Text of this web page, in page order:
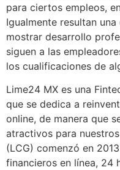
para ciertos empleos,
Igualmente resultan
mostrar desarrollo
siguen a las
los cualificaciones de
Lime24 MX es una
que se dedica a
online, de manera que
atractivos para
(LCG) comenzó en
financieros en línea, 24